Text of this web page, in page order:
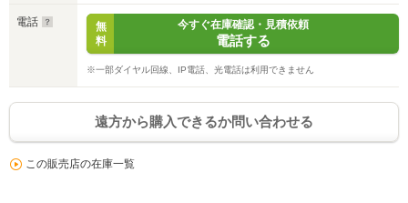
電話
無
料
今すぐ在庫確認・見積依頼
電話する
※一部ダイヤル回線、IP電話、光電話は利用できません
遠方から購入できるか問い合わせる
この販売店の在庫一覧